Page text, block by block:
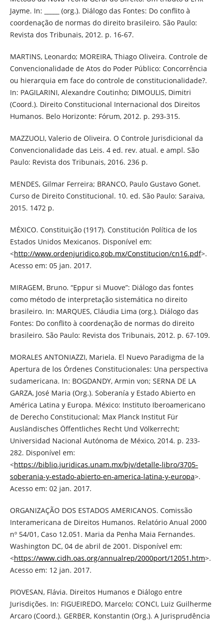
Jayme. In: _____ (org.). Diálogo das Fontes: Do conflito à
coordenação de normas do direito brasileiro. São Paulo:
Revista dos Tribunais, 2012. p. 16-67.
MARTINS, Leonardo; MOREIRA, Thiago Oliveira. Controle de
Convencionalidade de Atos do Poder Público: Concorrência
ou hierarquia em face do controle de constitucionalidade?.
In: PAGILARINI, Alexandre Coutinho; DIMOULIS, Dimitri
(Coord.). Direito Constitucional Internacional dos Direitos
Humanos. Belo Horizonte: Fórum, 2012. p. 293-315.
MAZZUOLI, Valerio de Oliveira. O Controle Jurisdicional da
Convencionalidade das Leis. 4 ed. rev. atual. e ampl. São
Paulo: Revista dos Tribunais, 2016. 236 p.
MENDES, Gilmar Ferreira; BRANCO, Paulo Gustavo Gonet.
Curso de Direito Constitucional. 10. ed. São Paulo: Saraiva,
2015. 1472 p.
MÉXICO. Constituição (1917). Constitución Política de los
Estados Unidos Mexicanos. Disponível em:
<http://www.ordenjuridico.gob.mx/Constitucion/cn16.pdf>.
Acesso em: 05 jan. 2017.
MIRAGEM, Bruno. “Eppur si Muove”: Diálogo das fontes
como método de interpretação sistemática no direito
brasileiro. In: MARQUES, Cláudia Lima (org.). Diálogo das
Fontes: Do conflito à coordenação de normas do direito
brasileiro. São Paulo: Revista dos Tribunais, 2012. p. 67-109.
MORALES ANTONIAZZI, Mariela. El Nuevo Paradigma de la
Apertura de los Órdenes Constitucionales: Una perspectiva
sudamericana. In: BOGDANDY, Armin von; SERNA DE LA
GARZA, José Maria (Org.). Soberanía y Estado Abierto en
América Latina y Europa. México: Instituto Iberoamericano
de Derecho Constitucional; Max Planck Institut Für
Ausländisches Öffentliches Recht Und Völkerrecht;
Universidad Nacional Autónoma de México, 2014. p. 233-
282. Disponível em:
<https://biblio.juridicas.unam.mx/bjv/detalle-libro/3705-
soberania-y-estado-abierto-en-america-latina-y-europa>.
Acesso em: 02 jan. 2017.
ORGANIZAÇÃO DOS ESTADOS AMERICANOS. Comissão
Interamericana de Direitos Humanos. Relatório Anual 2000
nº 54/01, Caso 12.051. Maria da Penha Maia Fernandes.
Washington DC, 04 de abril de 2001. Disponível em:
<https://www.cidh.oas.org/annualrep/2000port/12051.htm>.
Acesso em: 12 jan. 2017.
PIOVESAN, Flávia. Direitos Humanos e Diálogo entre
Jurisdições. In: FIGUEIREDO, Marcelo; CONCI, Luiz Guilherme
Arcaro (Coord.). GERBER, Konstantin (Org.). A Jurisprudência